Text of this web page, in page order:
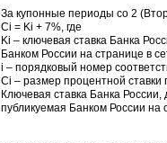
За купонные периоды со 2
Сi = Ki + 7%, где
Ki – ключевая ставка Банка
Банком России на странице в
i – порядковый номер
Ci – размер процентной ставки
Ключевая ставка Банка
публикуемая Банком России на